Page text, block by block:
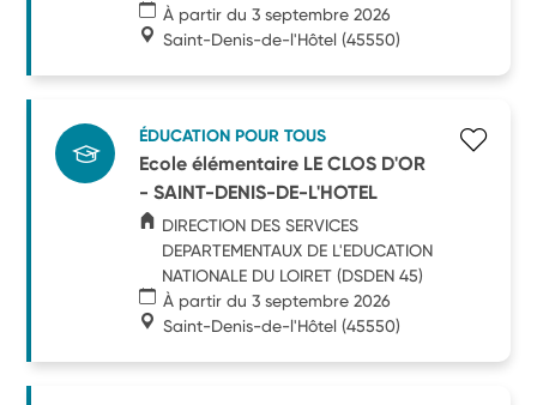
À partir du 3 septembre 2026
Saint-Denis-de-l'Hôtel (45550)
ÉDUCATION POUR TOUS
Ecole élémentaire LE CLOS D'OR
- SAINT-DENIS-DE-L'HOTEL
DIRECTION DES SERVICES
DEPARTEMENTAUX DE L'EDUCATION
NATIONALE DU LOIRET (DSDEN 45)
À partir du 3 septembre 2026
Saint-Denis-de-l'Hôtel (45550)